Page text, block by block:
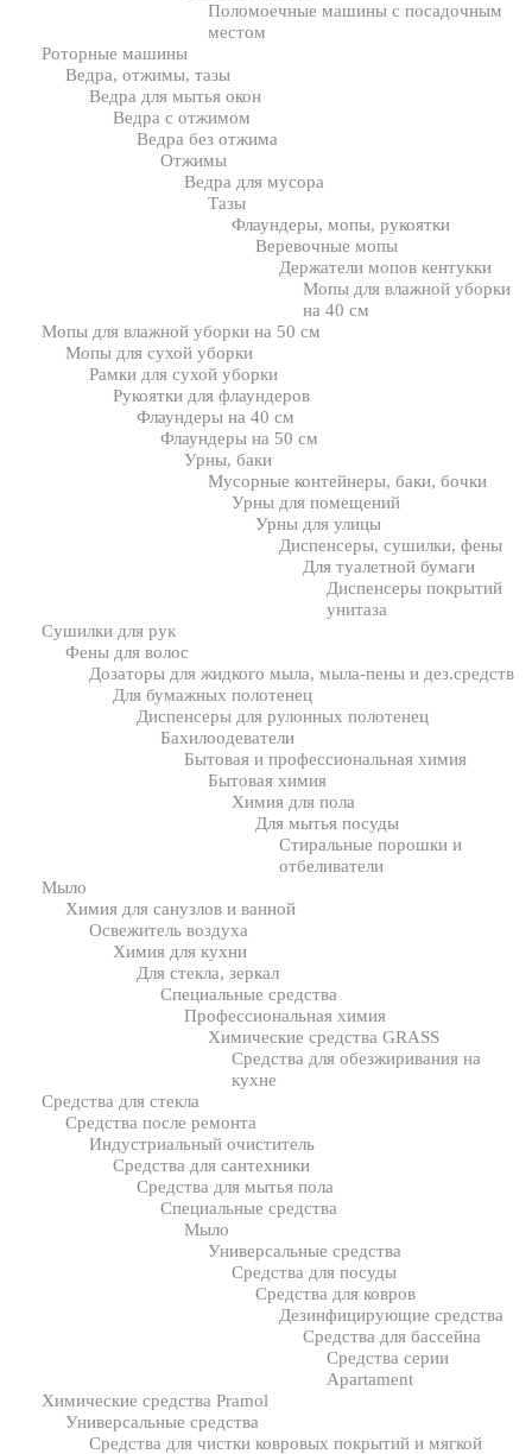
Поломоечные машины с посадочным
местом
Роторные машины
Ведра, отжимы, тазы
Ведра для мытья окон
Ведра с отжимом
Ведра без отжима
Отжимы
Ведра для мусора
Тазы
Флаундеры, мопы, рукоятки
Веревочные мопы
Держатели мопов кентукки
Мопы для влажной уборки
на 40 см
Мопы для влажной уборки на 50 см
Мопы для сухой уборки
Рамки для сухой уборки
Рукоятки для флаундеров
Флаундеры на 40 см
Флаундеры на 50 см
Урны, баки
Мусорные контейнеры, баки, бочки
Урны для помещений
Урны для улицы
Диспенсеры, сушилки, фены
Для туалетной бумаги
Диспенсеры покрытий
унитаза
Сушилки для рук
Фены для волос
Дозаторы для жидкого мыла, мыла-пены и дез.средств
Для бумажных полотенец
Диспенсеры для рулонных полотенец
Бахилоодеватели
Бытовая и профессиональная химия
Бытовая химия
Химия для пола
Для мытья посуды
Стиральные порошки и
отбеливатели
Мыло
Химия для санузлов и ванной
Освежитель воздуха
Химия для кухни
Для стекла, зеркал
Специальные средства
Профессиональная химия
Химические средства GRASS
Средства для обезжиривания на
кухне
Средства для стекла
Средства после ремонта
Индустриальный очиститель
Средства для сантехники
Средства для мытья пола
Специальные средства
Мыло
Универсальные средства
Средства для посуды
Средства для ковров
Дезинфицирующие средства
Средства для бассейна
Средства серии
Apartament
Химические средства Pramol
Универсальные средства
Средства для чистки ковровых покрытий и мягкой